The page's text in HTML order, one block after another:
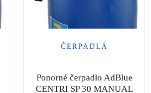
ČERPADLÁ
Ponorné čerpadlo AdBlue
CENTRI SP 30 MANUAL